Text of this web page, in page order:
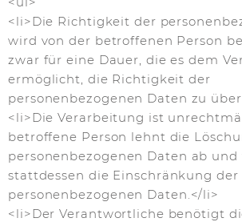
<li>Die Richtigkeit der
wird von der betroffenen Person
zwar für eine Dauer, die es dem
ermöglicht, die Richtigkeit der
personenbezogenen Daten zu
<li>Die Verarbeitung ist
betroffene Person lehnt die
personenbezogenen Daten ab
stattdessen die Einschränkung
personenbezogenen Daten.</li>
<li>Der Verantwortliche benötigt